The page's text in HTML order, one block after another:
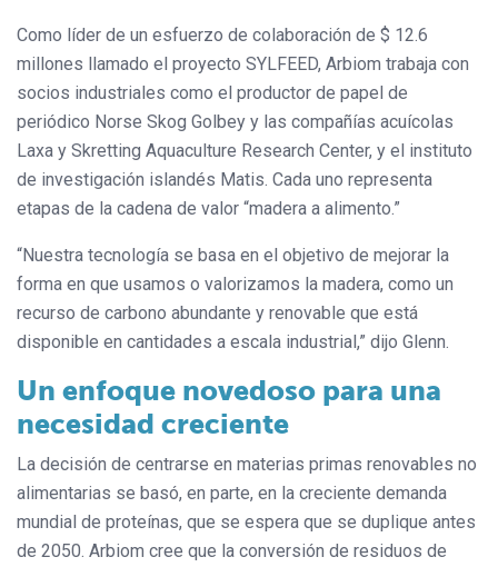
Como líder de un esfuerzo de colaboración de $ 12.6
millones llamado el proyecto SYLFEED, Arbiom trabaja con
socios industriales como el productor de papel de
periódico Norse Skog Golbey y las compañías acuícolas
Laxa y Skretting Aquaculture Research Center, y el instituto
de investigación islandés Matis. Cada uno representa
etapas de la cadena de valor “madera a alimento.”
“Nuestra tecnología se basa en el objetivo de mejorar la
forma en que usamos o valorizamos la madera, como un
recurso de carbono abundante y renovable que está
disponible en cantidades a escala industrial,” dijo Glenn.
Un enfoque novedoso para una
necesidad creciente
La decisión de centrarse en materias primas renovables no
alimentarias se basó, en parte, en la creciente demanda
mundial de proteínas, que se espera que se duplique antes
de 2050. Arbiom cree que la conversión de residuos de